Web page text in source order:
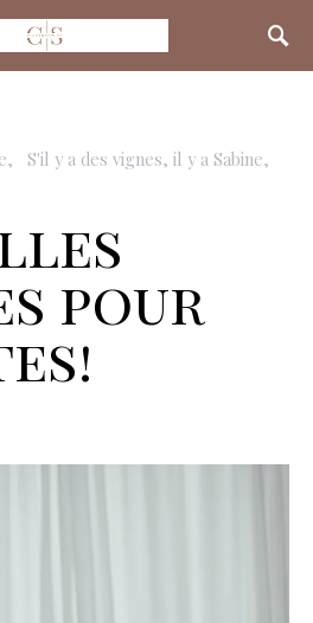
S'il y a des vignes, il y a Sabine
pour